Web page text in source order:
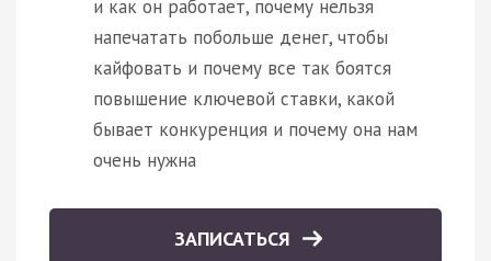
и как он работает, почему нельзя
напечатать побольше денег, чтобы
кайфовать и почему все так боятся
повышение ключевой ставки, какой
бывает конкуренция и почему она нам
очень нужна
ЗАПИСАТЬСЯ